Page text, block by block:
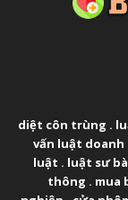
diệt côn trùng .
vấn luật doanh
luật . luật sư
thông . mua